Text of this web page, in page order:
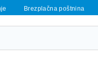
Brezplačna poštnina